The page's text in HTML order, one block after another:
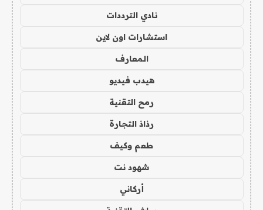
نادي الترددات
استشارات اون لاين
المعارف
هيدب فيديو
رمح التقنية
رذاذ التجارة
طعم وكيف
شهود نت
أركاني